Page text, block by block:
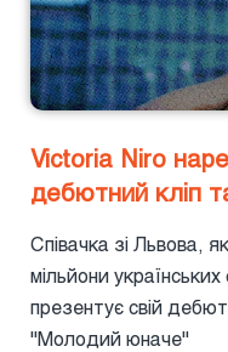
Victoria Niro
дебютний кліп
Співачка зі Львова,
мільйони
презентує свій
"Молодий юначе"